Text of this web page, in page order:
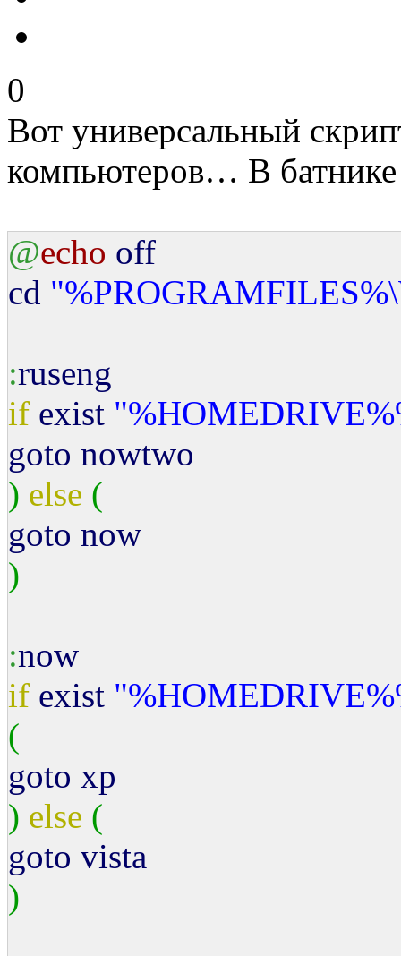
0
Вот универсальный
компьютеров… В батнике
@echo off
cd "%PROGRAMFILES%
:ruseng
if exist
goto nowtwo
) else (
goto now
)
:now
if exist
(
goto xp
) else (
goto vista
)